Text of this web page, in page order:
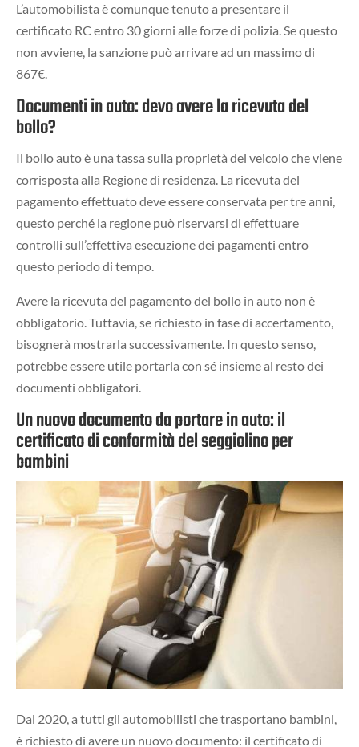
L’automobilista è comunque tenuto a presentare il
certificato RC entro 30 giorni alle forze di polizia. Se questo
non avviene, la sanzione può arrivare ad un massimo di
867€.
Documenti in auto: devo avere la ricevuta del
bollo?
Il bollo auto è una tassa sulla proprietà del veicolo che viene
corrisposta alla Regione di residenza. La ricevuta del
pagamento effettuato deve essere conservata per tre anni,
questo perché la regione può riservarsi di effettuare
controlli sull’effettiva esecuzione dei pagamenti entro
questo periodo di tempo.
Avere la ricevuta del pagamento del bollo in auto non è
obbligatorio. Tuttavia, se richiesto in fase di accertamento,
bisognerà mostrarla successivamente. In questo senso,
potrebbe essere utile portarla con sé insieme al resto dei
documenti obbligatori.
Un nuovo documento da portare in auto: il
certificato di conformità del seggiolino per
bambini
Dal 2020, a tutti gli automobilisti che trasportano bambini,
è richiesto di avere un nuovo documento: il certificato di